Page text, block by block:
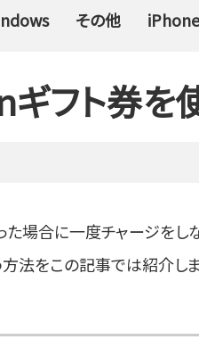
その他
フト券を
場合に一度チャージをし
法をこの記事では紹介しま